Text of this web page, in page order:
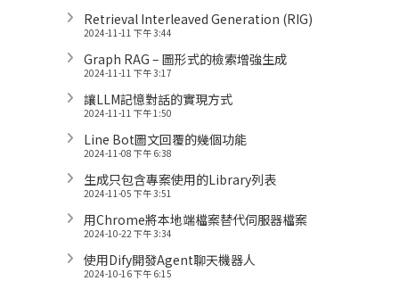
Retrieval Interleaved Generation (RIG)
2024-11-11 下午 3:44
Graph RAG – 圖形式的檢索增強生成
2024-11-11 下午 3:17
讓LLM記憶對話的實現方式
2024-11-11 下午 1:50
Line Bot圖文回覆的幾個功能
2024-11-08 下午 6:38
生成只包含專案使用的Library列表
2024-11-05 下午 3:51
用Chrome將本地端檔案替代伺服器檔案
2024-10-22 下午 3:34
使用Dify開發Agent聊天機器人
2024-10-16 下午 6:15